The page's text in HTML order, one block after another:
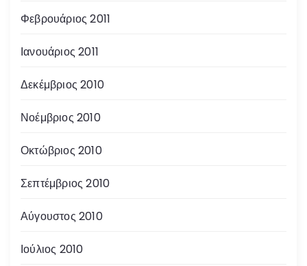
Φεβρουάριος 2011
Ιανουάριος 2011
Δεκέμβριος 2010
Νοέμβριος 2010
Οκτώβριος 2010
Σεπτέμβριος 2010
Αύγουστος 2010
Ιούλιος 2010